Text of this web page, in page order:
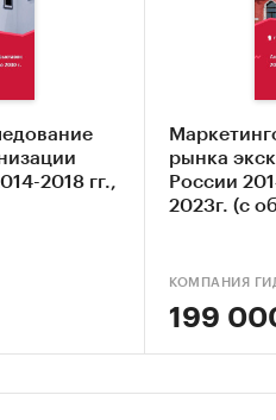
экскурсионных
влияющих на
конкурентов
и перспектив
показателей
рынка и
2018 гг.,
рынка
России
2023г. (с
КОМПАНИЯ
199